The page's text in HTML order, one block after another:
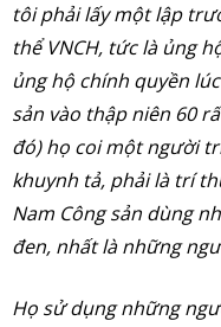
tôi phải lấy một lập
thể VNCH, tức là ủng
ủng hộ chính quyền
sản vào thập niên 60
đó) họ coi một người
khuynh tả, phải là trí
Nam Công sản dùng
đen, nhất là những
Họ sử dụng những